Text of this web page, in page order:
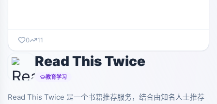
0 11
Read This Twice
教育学习
Read This Twice 是一个书籍推荐服务，结合由知名人士推荐